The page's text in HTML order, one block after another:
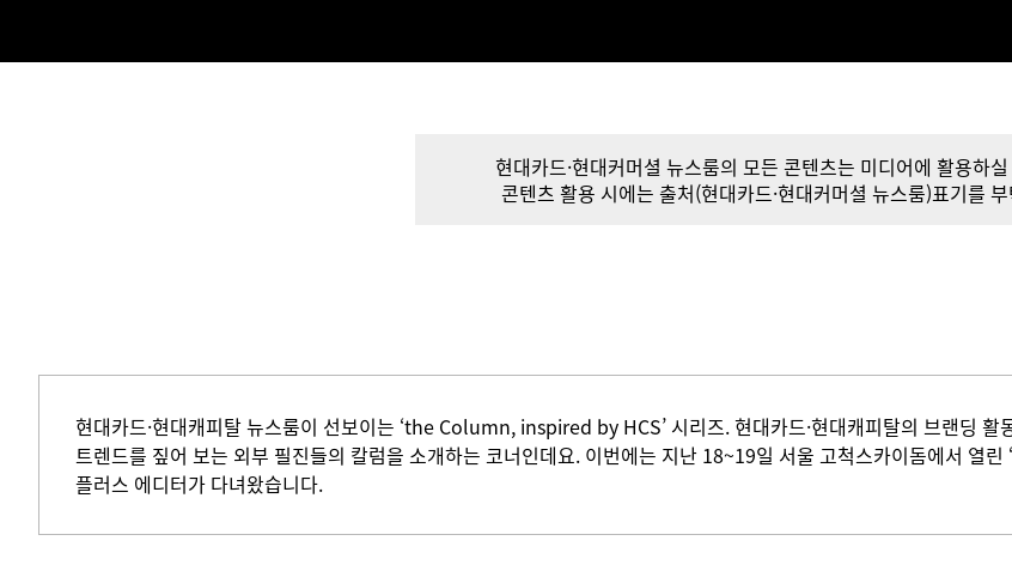
현대카드·현대커머셜 뉴스룸의 모든 콘텐츠는 미디어에 활용하
콘텐츠 활용 시에는 출처(현대카드·현대커머셜 뉴스룸)표기를
현대카드·현대캐피탈 뉴스룸이 선보이는 ‘the Column, inspired by HCS’ 시리즈. 현대카드·현대캐피탈의 브랜딩
트렌드를 짚어 보는 외부 필진들의 칼럼을 소개하는 코너인데요. 이번에는 지난 18~19일 서울 고척스카이돔에서 열
플러스 에디터가 다녀왔습니다.